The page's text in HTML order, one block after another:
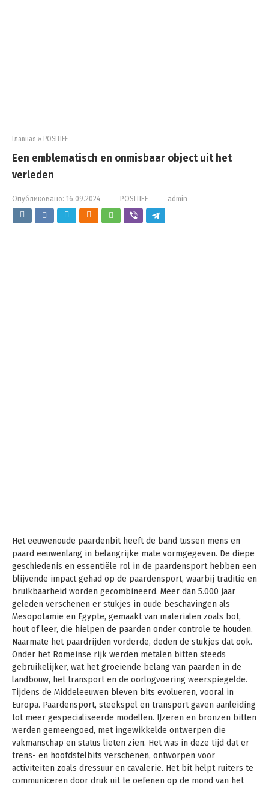
Главная » POSITIEF
Een emblematisch en onmisbaar object uit het
verleden
Опубликовано: 16.09.2024 POSITIEF admin
Het eeuwenoude paardenbit heeft de band tussen mens en
paard eeuwenlang in belangrijke mate vormgegeven. De diepe
geschiedenis en essentiële rol in de paardensport hebben een
blijvende impact gehad op de paardensport, waarbij traditie en
bruikbaarheid worden gecombineerd. Meer dan 5.000 jaar
geleden verschenen er stukjes in oude beschavingen als
Mesopotamië en Egypte, gemaakt van materialen zoals bot,
hout of leer, die hielpen de paarden onder controle te houden.
Naarmate het paardrijden vorderde, deden de stukjes dat ook.
Onder het Romeinse rijk werden metalen bitten steeds
gebruikelijker, wat het groeiende belang van paarden in de
landbouw, het transport en de oorlogvoering weerspiegelde.
Tijdens de Middeleeuwen bleven bits evolueren, vooral in
Europa. Paardensport, steekspel en transport gaven aanleiding
tot meer gespecialiseerde modellen. IJzeren en bronzen bitten
werden gemeengoed, met ingewikkelde ontwerpen die
vakmanschap en status lieten zien. Het was in deze tijd dat er
trens- en hoofdstelbits verschenen, ontworpen voor
activiteiten zoals dressuur en cavalerie. Het bit helpt ruiters te
communiceren door druk uit te oefenen op de mond van het